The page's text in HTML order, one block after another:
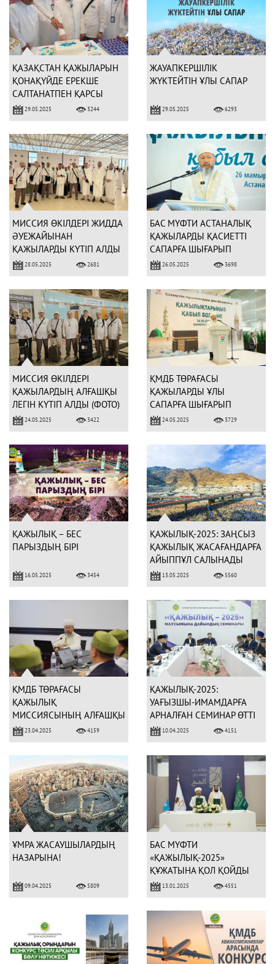
ҚАЗАҚСТАН ҚАЖЫЛАРЫН
ҚОНАҚҮЙДЕ ЕРЕКШЕ
САЛТАНАТПЕН ҚАРСЫ
АЛДЫ (ФОТО)
29.05.2025 3244
ЖАУАПКЕРШІЛІК
ЖҮКТЕЙТІН ҰЛЫ САПАР
29.05.2025 6293
МИССИЯ ӨКІЛДЕРІ ЖИДДА
ӘУЕЖАЙЫНАН
ҚАЖЫЛАРДЫ КҮТІП АЛДЫ
(ФОТО)
28.05.2025 2681
БАС МҮФТИ АСТАНАЛЫҚ
ҚАЖЫЛАРДЫ ҚАСИЕТТІ
САПАРҒА ШЫҒАРЫП
САЛДЫ
26.05.2025 3698
МИССИЯ ӨКІЛДЕРІ
ҚАЖЫЛАРДЫҢ АЛҒАШҚЫ
ЛЕГІН КҮТІП АЛДЫ (ФОТО)
24.05.2025 3422
ҚМДБ ТӨРАҒАСЫ
ҚАЖЫЛАРДЫ ҰЛЫ
САПАРҒА ШЫҒАРЫП
САЛДЫ (ФОТО)
24.05.2025 3729
ҚАЖЫЛЫҚ – БЕС
ПАРЫЗДЫҢ БІРІ
16.05.2025 3454
ҚАЖЫЛЫҚ-2025: ЗАҢСЫЗ
ҚАЖЫЛЫҚ ЖАСАҒАНДАРҒА
АЙЫППҰЛ САЛЫНАДЫ
13.05.2025 5560
ҚМДБ ТӨРАҒАСЫ
ҚАЖЫЛЫҚ
МИССИЯСЫНЫҢ АЛҒАШҚЫ
ЖИЫНЫН ӨТКІЗДІ (ФОТО)
23.04.2025 4159
ҚАЖЫЛЫҚ-2025:
УАҒЫЗШЫ-ИМАМДАРҒА
АРНАЛҒАН СЕМИНАР ӨТТІ
10.04.2025 4151
ҰМРА ЖАСАУШЫЛАРДЫҢ
НАЗАРЫНА!
09.04.2025 5809
БАС МҮФТИ
«ҚАЖЫЛЫҚ-2025»
ҚҰЖАТЫНА ҚОЛ ҚОЙДЫ
13.01.2025 4551